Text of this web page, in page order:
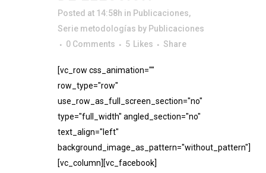
Posted at 14:58h in Publicaciones,
Serie metodologías by Publicaciones
0 Comments
5 Likes Share
[vc_row css_animation=""
row_type="row"
use_row_as_full_screen_section="no"
type="full_width" angled_section="no"
text_align="left"
background_image_as_pattern="without_pattern"]
[vc_column][vc_facebook]